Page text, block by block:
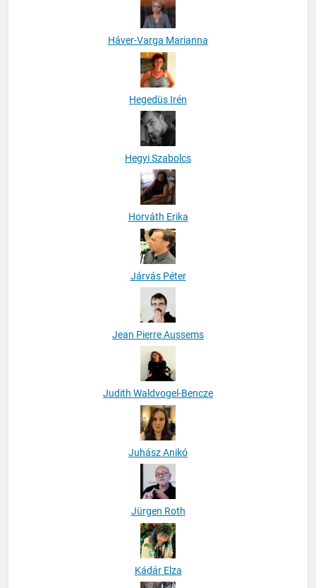
Háver-Varga Marianna
Hegedüs Irén
Hegyi Szabolcs
Horváth Erika
Járvás Péter
Jean Pierre Aussems
Judith Waldvogel-Bencze
Juhász Anikó
Jürgen Roth
Kádár Elza